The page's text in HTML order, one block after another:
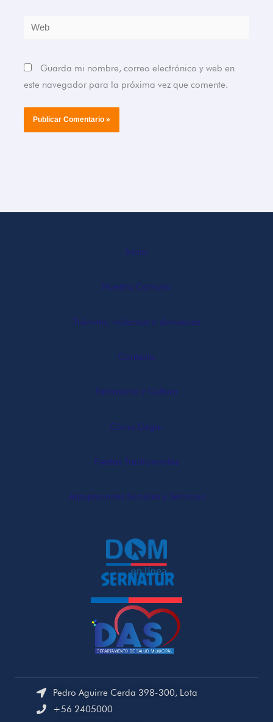
Web
Guarda mi nombre, correo electrónico y web en
este navegador para la próxima vez que comente.
Inicio
Nuestra Comuna
Trámites, reclamos o denuncias
Contacto
Patrimonio y Cultura
Cómo Llegar
Fiestas Tradicionales
Agrupaciones Sociales y Servicios
Pedro Aguirre Cerda 398-300, Lota
+56 2405000